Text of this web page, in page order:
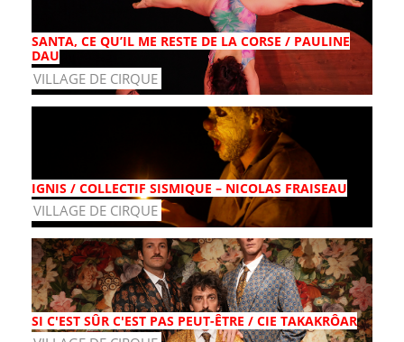
SANTA, CE QU’IL ME RESTE DE LA CORSE / PAULINE
DAU
VILLAGE DE CIRQUE
IGNIS / COLLECTIF SISMIQUE – NICOLAS FRAISEAU
VILLAGE DE CIRQUE
SI C'EST SÛR C'EST PAS PEUT-ÊTRE / CIE TAKAKRÔAR